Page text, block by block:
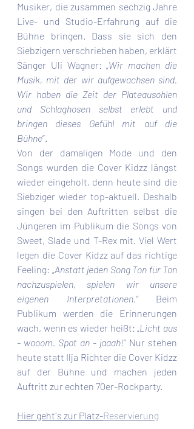
Musiker, die zusammen sechzig Jahre
Live- und Studio-Erfahrung auf die
Bühne bringen. Dass sie sich den
Siebzigern verschrieben haben, erklärt
Sänger Uli Wagner: „Wir machen die
Musik, mit der wir aufgewachsen sind.
Wir haben die Zeit der Plateausohlen
und Schlaghosen selbst erlebt und
bringen dieses Gefühl mit auf die
Bühne“.
Von der damaligen Mode und den
Songs wurden die Cover Kidzz längst
wieder eingeholt, denn heute sind die
Siebziger wieder top-aktuell. Deshalb
singen bei den Auftritten selbst die
Jüngeren im Publikum die Songs von
Sweet, Slade und T-Rex mit. Viel Wert
legen die Cover Kidzz auf das richtige
Feeling: „Anstatt jeden Song Ton für Ton
nachzuspielen, spielen wir unsere
eigenen Interpretationen.“ Beim
Publikum werden die Erinnerungen
wach, wenn es wieder heißt: „Licht aus
- wooom. Spot an - jaaah!“ Nur stehen
heute statt Ilja Richter die Cover Kidzz
auf der Bühne und machen jeden
Auftritt zur echten 70er-Rockparty.
Hier geht´s zur Platz-Reservierung